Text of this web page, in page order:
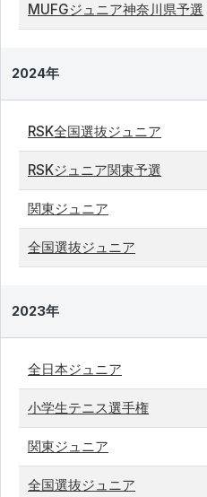
MUFGジュニア神奈川県予選
2024年
RSK全国選抜ジュニア
RSKジュニア関東予選
関東ジュニア
全国選抜ジュニア
2023年
全日本ジュニア
小学生テニス選手権
関東ジュニア
全国選抜ジュニア